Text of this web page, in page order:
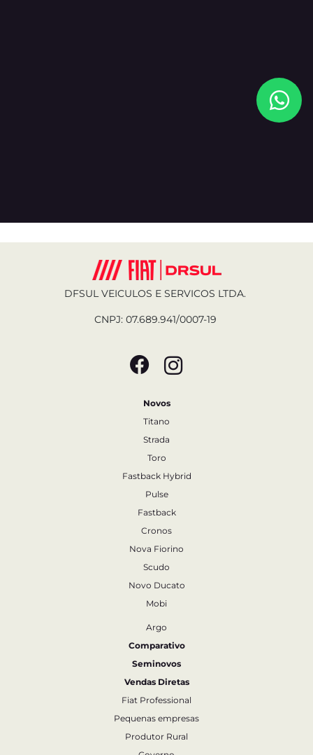
DFSUL VEICULOS E SERVICOS LTDA.
CNPJ: 07.689.941/0007-19
Novos
Titano
Strada
Toro
Fastback Hybrid
Pulse
Fastback
Cronos
Nova Fiorino
Scudo
Novo Ducato
Mobi
Argo
Comparativo
Seminovos
Vendas Diretas
Fiat Professional
Pequenas empresas
Produtor Rural